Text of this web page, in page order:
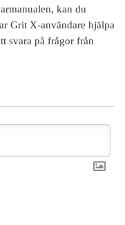
kan du
Grit X-användare hjälpa
svara på frågor från